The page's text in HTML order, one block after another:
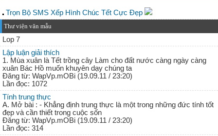
Trọn Bộ SMS Xếp Hình Chúc Tết Cực Đẹp
Thư viện văn mẫu
Lop 7
Lập luận giải thích
1. Mùa xuân là Tết trồng cây Làm cho đất nước càng ngày càng
xuân Bác Hồ muốn khuyên dạy chúng ta
Đăng từ: WapVp.mOBi (19.09.11 / 23:20)
Lần đọc: 1072
Tính trung thực
A. Mở bài : - Khẳng định trung thực là một trong những đức tính tốt
đẹp và cần thiết trong cuộc sốn
Đăng từ: WapVp.mOBi (19.09.11 / 23:20)
Lần đọc: 314